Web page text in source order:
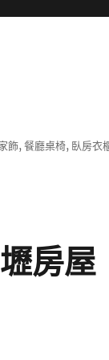
飾, 餐廳桌椅, 臥房衣
房屋